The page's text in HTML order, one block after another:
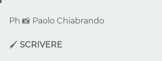
Ph 📸 Paolo Chiabrando
🖌 SCRIVERE